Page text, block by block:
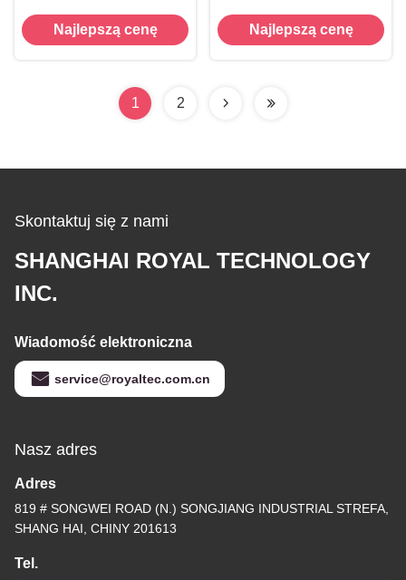
Rainbow dekoracyjne
wyposażenie
Najlepszą cenę
powlekania tęczy,
Ramka okularów
Najlepszą cenę
1 2
Skontaktuj się z nami
SHANGHAI ROYAL TECHNOLOGY
INC.
Wiadomość elektroniczna
service@royaltec.com.cn
Nasz adres
Adres
819 # SONGWEI ROAD (N.) SONGJIANG INDUSTRIAL STREFA,
SHANG HAI, CHINY 201613
Tel.